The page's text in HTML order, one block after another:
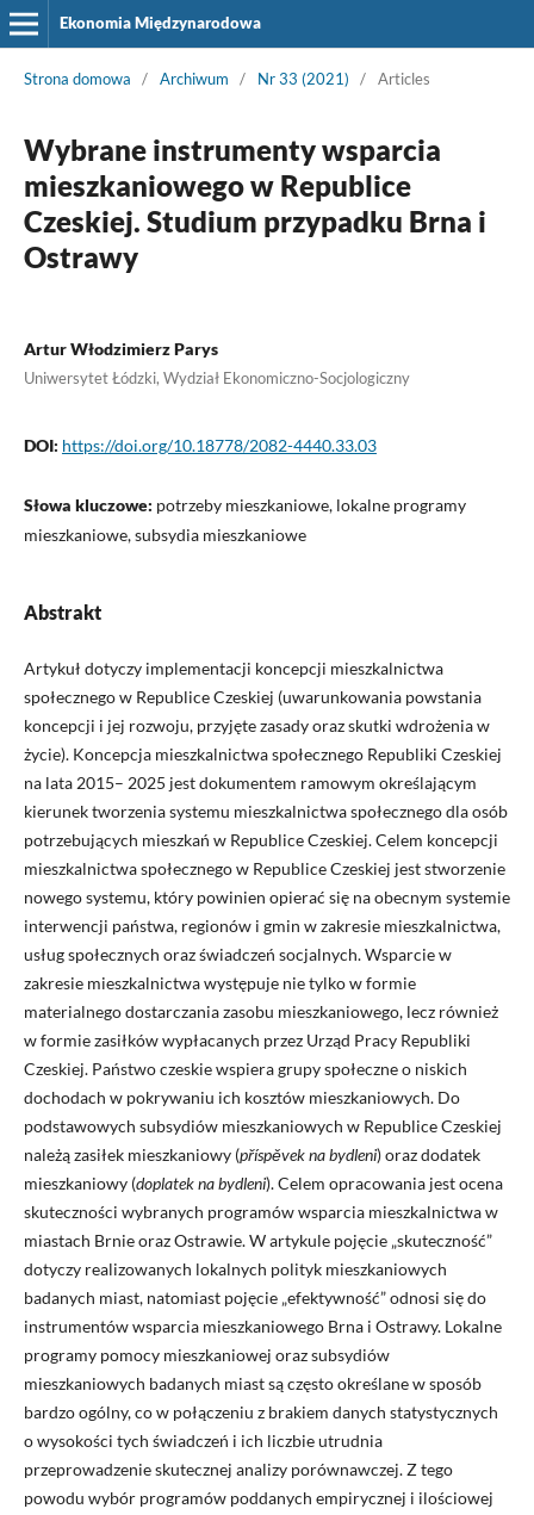
Ekonomia Międzynarodowa
Strona domowa / Archiwum / Nr 33 (2021) / Articles
Wybrane instrumenty wsparcia
mieszkaniowego w Republice
Czeskiej. Studium przypadku Brna i
Ostrawy
Artur Włodzimierz Parys
Uniwersytet Łódzki, Wydział Ekonomiczno-Socjologiczny
DOI: https://doi.org/10.18778/2082-4440.33.03
Słowa kluczowe: potrzeby mieszkaniowe, lokalne programy
mieszkaniowe, subsydia mieszkaniowe
Abstrakt
Artykuł dotyczy implementacji koncepcji mieszkalnictwa
społecznego w Republice Czeskiej (uwarunkowania powstania
koncepcji i jej rozwoju, przyjęte zasady oraz skutki wdrożenia w
życie). Koncepcja mieszkalnictwa społecznego Republiki Czeskiej
na lata 2015– 2025 jest dokumentem ramowym określającym
kierunek tworzenia systemu mieszkalnictwa społecznego dla osób
potrzebujących mieszkań w Republice Czeskiej. Celem koncepcji
mieszkalnictwa społecznego w Republice Czeskiej jest stworzenie
nowego systemu, który powinien opierać się na obecnym systemie
interwencji państwa, regionów i gmin w zakresie mieszkalnictwa,
usług społecznych oraz świadczeń socjalnych. Wsparcie w
zakresie mieszkalnictwa występuje nie tylko w formie
materialnego dostarczania zasobu mieszkaniowego, lecz również
w formie zasiłków wypłacanych przez Urząd Pracy Republiki
Czeskiej. Państwo czeskie wspiera grupy społeczne o niskich
dochodach w pokrywaniu ich kosztów mieszkaniowych. Do
podstawowych subsydiów mieszkaniowych w Republice Czeskiej
należą zasiłek mieszkaniowy (příspěvek na bydleni) oraz dodatek
mieszkaniowy (doplatek na bydleni). Celem opracowania jest ocena
skuteczności wybranych programów wsparcia mieszkalnictwa w
miastach Brnie oraz Ostrawie. W artykule pojęcie „skuteczność”
dotyczy realizowanych lokalnych polityk mieszkaniowych
badanych miast, natomiast pojęcie „efektywność” odnosi się do
instrumentów wsparcia mieszkaniowego Brna i Ostrawy. Lokalne
programy pomocy mieszkaniowej oraz subsydiów
mieszkaniowych badanych miast są często określane w sposób
bardzo ogólny, co w połączeniu z brakiem danych statystycznych
o wysokości tych świadczeń i ich liczbie utrudnia
przeprowadzenie skutecznej analizy porównawczej. Z tego
powodu wybór programów poddanych empirycznej i ilościowej